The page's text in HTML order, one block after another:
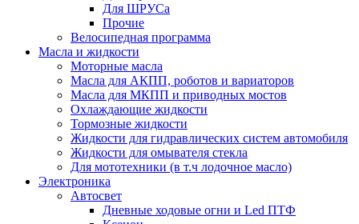
Для ШРУСа
Прочие
Велосипедная программа
Масла и жидкости
Моторные масла
Масла для АКПП, роботов и вариаторов
Масла для МКПП и приводных мостов
Охлаждающие жидкости
Тормозные жидкости
Жидкости для гидравлических систем автомобиля
Жидкости для омывателя стекла
Для мототехники (в т.ч лодочное масло)
Электроника
Автосвет
Дневные ходовые огни и Led ПТФ